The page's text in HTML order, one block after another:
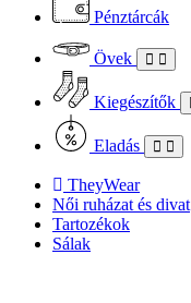
Pénztárcák
Övek
Kiegészítők
Eladás
TheyWear
Női ruházat és divat
Tartozékok
Sálak